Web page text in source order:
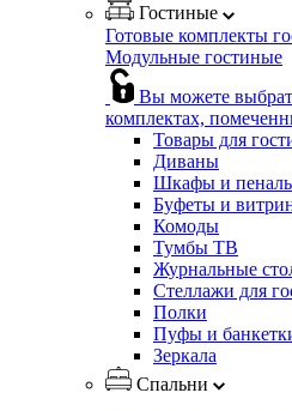
Гостиные
Готовые комплекты
Модульные гостиные
Вы можете
комплектах,
Товары для
Диваны
Шкафы и
Буфеты и
Комоды
Тумбы ТВ
Журнальные
Стеллажи для
Полки
Пуфы и
Зеркала
Спальни